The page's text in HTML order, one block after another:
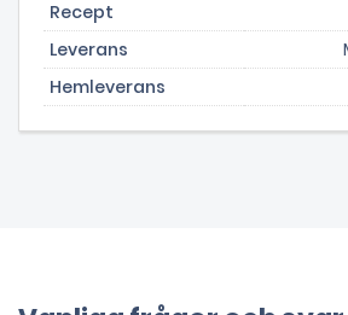
Recept
Leverans
Hemleverans